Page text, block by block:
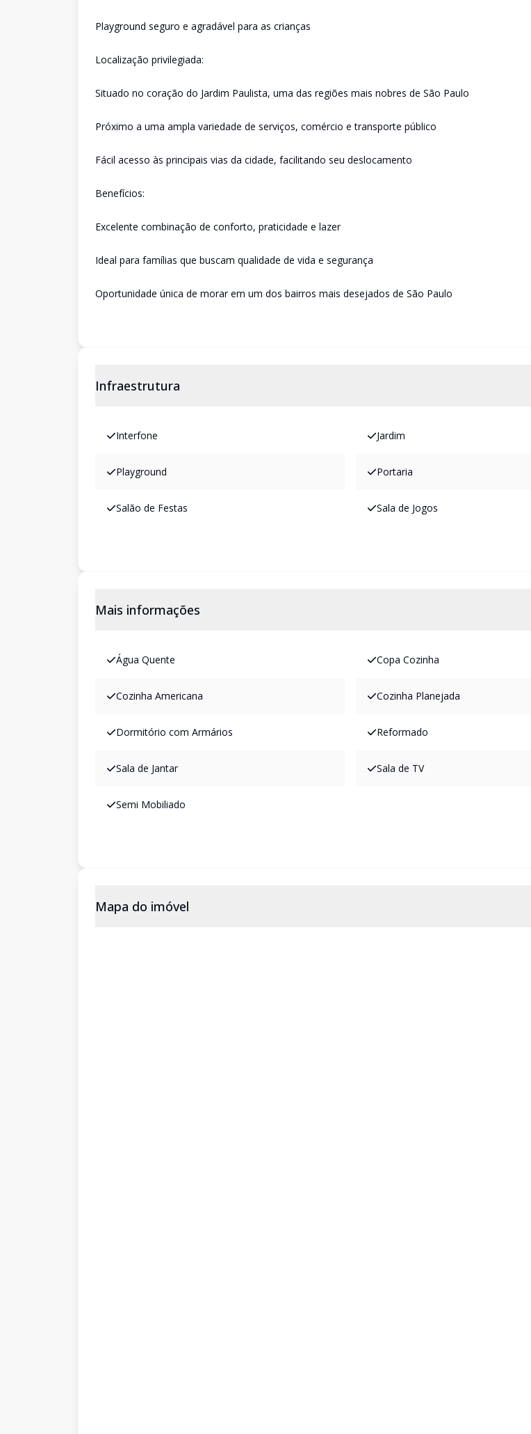
Playground seguro e agradável para as crianças
Localização privilegiada:
Situado no coração do Jardim Paulista, uma das regiões mais nobres de São Paulo
Próximo a uma ampla variedade de serviços, comércio e transporte público
Fácil acesso às principais vias da cidade, facilitando seu deslocamento
Benefícios:
Excelente combinação de conforto, praticidade e lazer
Ideal para famílias que buscam qualidade de vida e segurança
Oportunidade única de morar em um dos bairros mais desejados de São Paulo
Infraestrutura
Interfone Jardim
Playground Portaria
Salão de Festas Sala de Jogos
Mais informações
Água Quente Copa Cozinha
Cozinha Americana Cozinha Planejada
Dormitório com Armários Reformado
Sala de Jantar Sala de TV
Semi Mobiliado
Mapa do imóvel